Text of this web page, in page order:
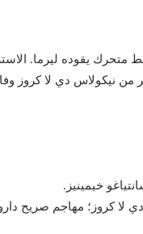
متحرك يقوده ليرما.
من نيكولاس دي لا كروز